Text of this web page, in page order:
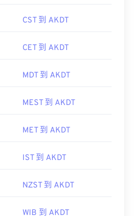
CST 到 AKDT
CET 到 AKDT
MDT 到 AKDT
MEST 到 AKDT
MET 到 AKDT
IST 到 AKDT
NZST 到 AKDT
WIB 到 AKDT